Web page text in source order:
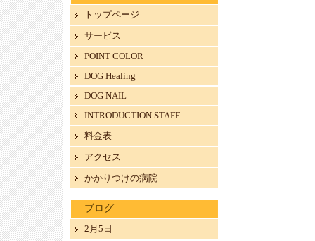
トップページ
サービス
POINT COLOR
DOG Healing
DOG NAIL
INTRODUCTION STAFF
料金表
アクセス
かかりつけの病院
ブログ
2月5日